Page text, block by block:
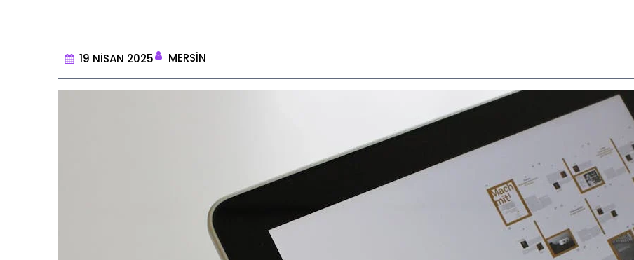
19 NISAN 2025 MERSIN